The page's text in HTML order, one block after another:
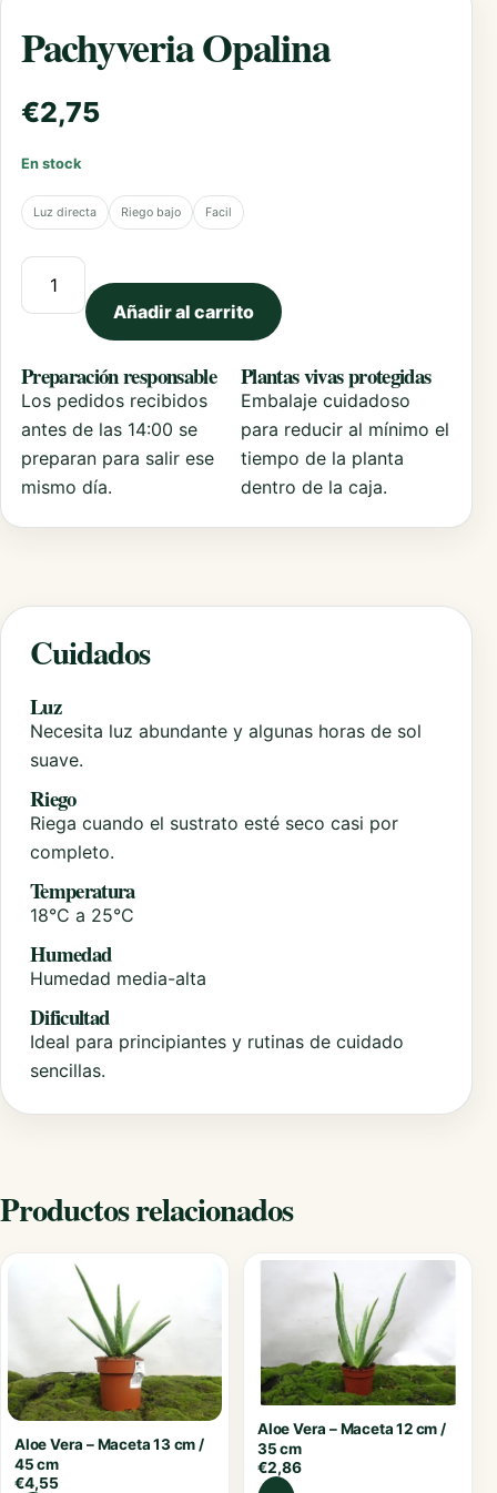
Pachyveria Opalina
€2,75
En stock
Luz directa Riego bajo Facil
Pachyveria Opalina cantidad
Añadir al carrito
Preparación responsable
Los pedidos recibidos
antes de las 14:00 se
preparan para salir ese
mismo día.
Plantas vivas protegidas
Embalaje cuidadoso
para reducir al mínimo el
tiempo de la planta
dentro de la caja.
Cuidados
Luz
Necesita luz abundante y algunas horas de sol
suave.
Riego
Riega cuando el sustrato esté seco casi por
completo.
Temperatura
18°C a 25°C
Humedad
Humedad media-alta
Dificultad
Ideal para principiantes y rutinas de cuidado
sencillas.
Productos relacionados
Aloe Vera – Maceta 13 cm /
45 cm
€4,55
Aloe Vera – Maceta 12 cm /
35 cm
€2,86